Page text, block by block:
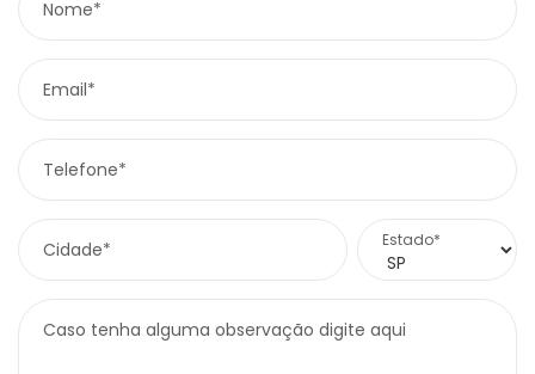
Nome*
Email*
Telefone*
Cidade* Estado*
Caso tenha alguma observação digite aqui